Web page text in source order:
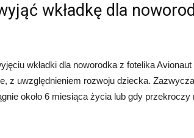
wkładkę dla
wkładki dla noworodka z fotelika
z uwzględnieniem rozwoju dziecka.
około 6 miesiąca życia lub gdy